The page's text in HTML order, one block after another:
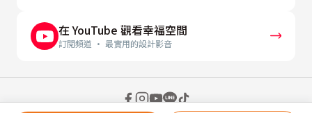
在 YouTube 觀看幸福空間
訂閱頻道 · 最實用的設計影音